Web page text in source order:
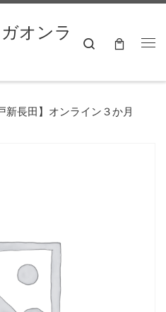
オンラ
Search
新長田】オンライン３か月